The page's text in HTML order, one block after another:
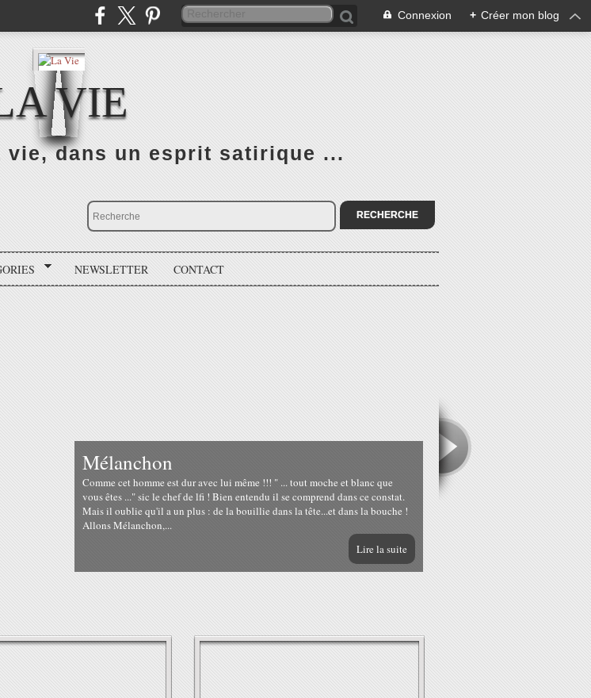
Connexion + Créer mon blog
VIE
vie, dans un esprit satirique ...
NEWSLETTER CONTACT
Mélanchon
Comme cet homme est dur avec lui même !!! " ... tout moche et blanc que
vous êtes ..." sic le chef de lfi ! Bien entendu il se comprend dans ce constat.
Mais il oublie qu'il a un plus : de la bouillie dans la tête...et dans la bouche !
Allons Mélanchon,...
Lire la suite